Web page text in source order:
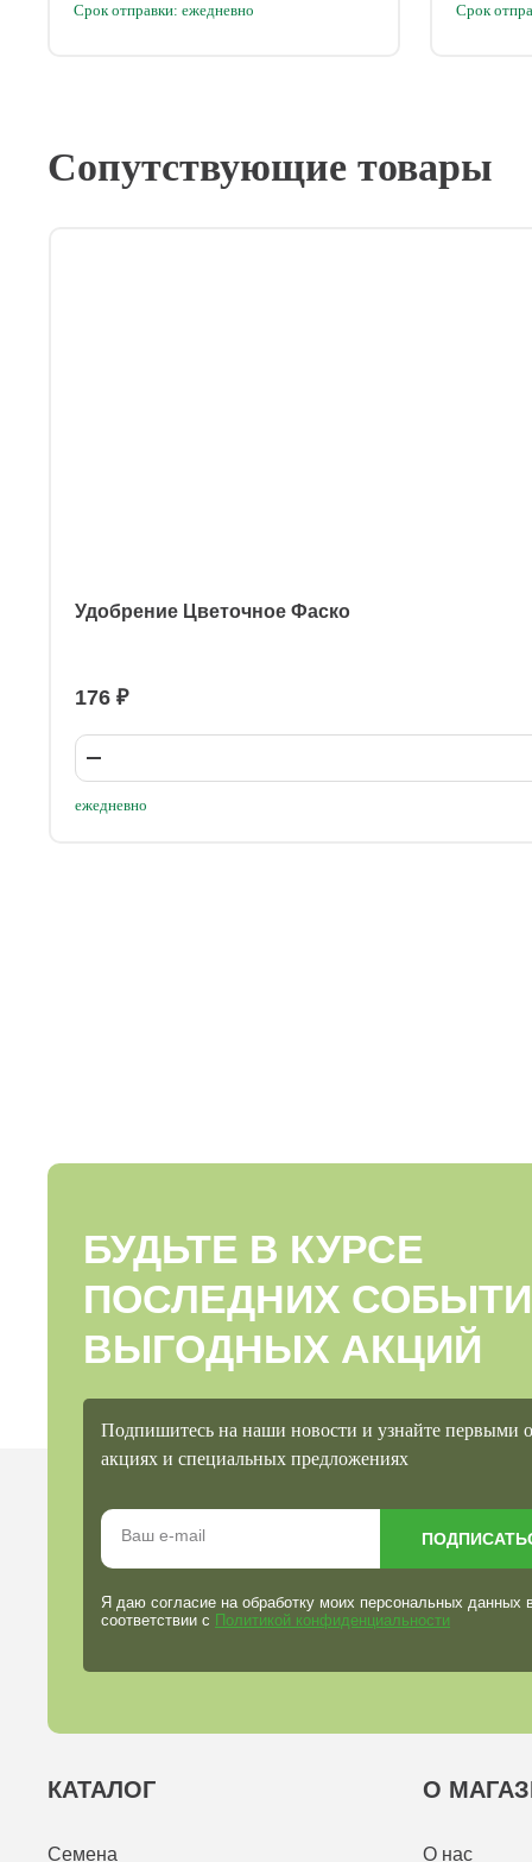
Срок отправки: ежедневно Срок
Сопутствующие товары
Удобрение Цветочное Фаско
176 ₽
ежедневно
БУДЬТЕ В КУРСЕ
ПОСЛЕДНИХ
ВЫГОДНЫХ АКЦИЙ
Подпишитесь на наши новости и узнайте первыми
акциях и специальных предложениях
Я даю согласие на обработку моих персональных данных
соответствии с Политикой конфиденциальности
КАТАЛОГ
Семена
О
О нас